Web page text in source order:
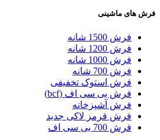
فرش های ماشینی
فرش 1500 شانه
فرش 1200 شانه
فرش 1000 شانه
فرش 700 شانه
فرش استوک تخفیفی
فرش بی سی اف (bcf)
فرش آشپزخانه
فرش قرمز لاکی جدید
فرش 700 بی سی اف